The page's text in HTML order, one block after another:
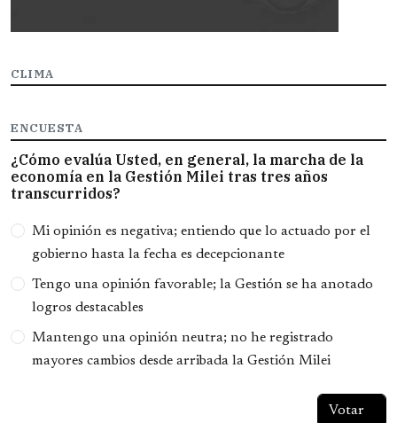
CLIMA
ENCUESTA
¿Cómo evalúa Usted, en general, la marcha de la
economía en la Gestión Milei tras tres años
transcurridos?
Opciones
Mi opinión es negativa; entiendo que lo actuado por el
gobierno hasta la fecha es decepcionante
Tengo una opinión favorable; la Gestión se ha anotado
logros destacables
Mantengo una opinión neutra; no he registrado
mayores cambios desde arribada la Gestión Milei